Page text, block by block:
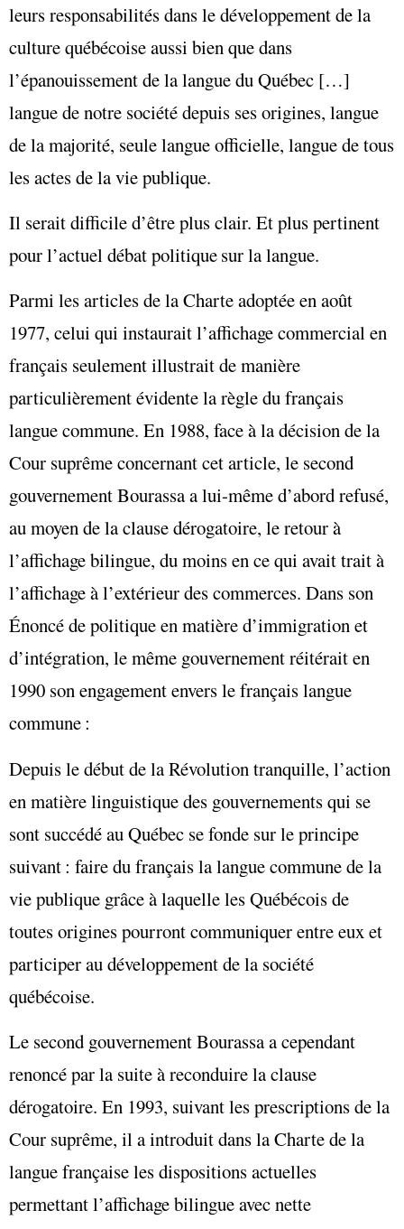
leurs responsabilités dans le développement de la
culture québécoise aussi bien que dans
l’épanouissement de la langue du Québec […]
langue de notre société depuis ses origines, langue
de la majorité, seule langue officielle, langue de tous
les actes de la vie publique.
Il serait difficile d’être plus clair. Et plus pertinent
pour l’actuel débat politique sur la langue.
Parmi les articles de la Charte adoptée en août
1977, celui qui instaurait l’affichage commercial en
français seulement illustrait de manière
particulièrement évidente la règle du français
langue commune. En 1988, face à la décision de la
Cour suprême concernant cet article, le second
gouvernement Bourassa a lui-même d’abord refusé,
au moyen de la clause dérogatoire, le retour à
l’affichage bilingue, du moins en ce qui avait trait à
l’affichage à l’extérieur des commerces. Dans son
Énoncé de politique en matière d’immigration et
d’intégration, le même gouvernement réitérait en
1990 son engagement envers le français langue
commune :
Depuis le début de la Révolution tranquille, l’action
en matière linguistique des gouvernements qui se
sont succédé au Québec se fonde sur le principe
suivant : faire du français la langue commune de la
vie publique grâce à laquelle les Québécois de
toutes origines pourront communiquer entre eux et
participer au développement de la société
québécoise.
Le second gouvernement Bourassa a cependant
renoncé par la suite à reconduire la clause
dérogatoire. En 1993, suivant les prescriptions de la
Cour suprême, il a introduit dans la Charte de la
langue française les dispositions actuelles
permettant l’affichage bilingue avec nette